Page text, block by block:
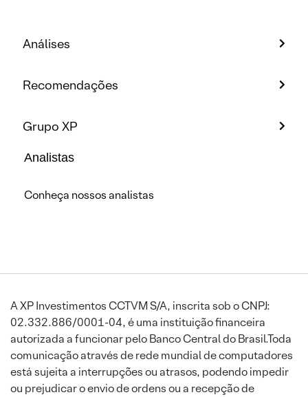
Análises
Recomendações
Grupo XP
Analistas
Conheça nossos analistas
A XP Investimentos CCTVM S/A, inscrita sob o CNPJ:
02.332.886/0001-04, é uma instituição financeira
autorizada a funcionar pelo Banco Central do Brasil.Toda
comunicação através de rede mundial de computadores
está sujeita a interrupções ou atrasos, podendo impedir
ou prejudicar o envio de ordens ou a recepção de